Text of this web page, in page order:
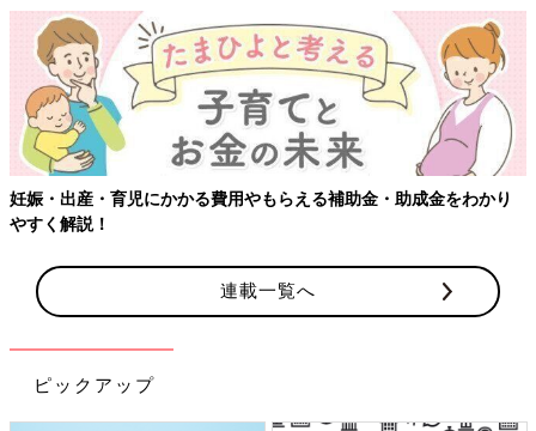
【ワクチン接種できるものも】妊婦の感染症対策、知っておいて！
連載一覧へ
ピックアップ